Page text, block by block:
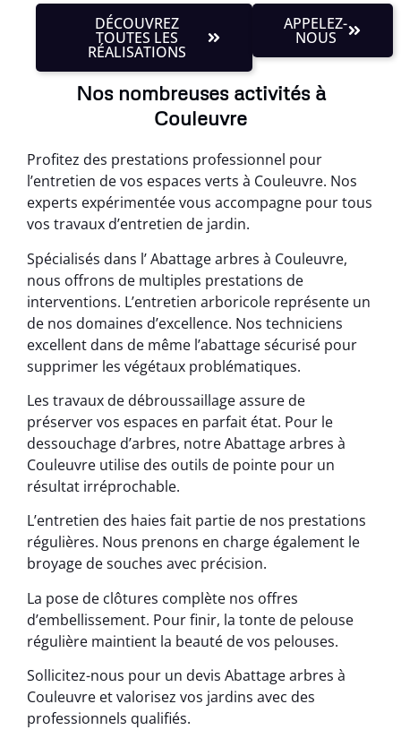
DÉCOUVREZ
TOUTES LES
RÉALISATIONS
APPELEZ-
NOUS
Nos nombreuses activités à
Couleuvre
Profitez des prestations professionnel pour
l’entretien de vos espaces verts à Couleuvre. Nos
experts expérimentée vous accompagne pour tous
vos travaux d’entretien de jardin.
Spécialisés dans l’ Abattage arbres à Couleuvre,
nous offrons de multiples prestations de
interventions. L’entretien arboricole représente un
de nos domaines d’excellence. Nos techniciens
excellent dans de même l’abattage sécurisé pour
supprimer les végétaux problématiques.
Les travaux de débroussaillage assure de
préserver vos espaces en parfait état. Pour le
dessouchage d’arbres, notre Abattage arbres à
Couleuvre utilise des outils de pointe pour un
résultat irréprochable.
L’entretien des haies fait partie de nos prestations
régulières. Nous prenons en charge également le
broyage de souches avec précision.
La pose de clôtures complète nos offres
d’embellissement. Pour finir, la tonte de pelouse
régulière maintient la beauté de vos pelouses.
Sollicitez-nous pour un devis Abattage arbres à
Couleuvre et valorisez vos jardins avec des
professionnels qualifiés.